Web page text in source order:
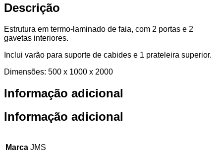
Descrição
Estrutura em termo-laminado de faia, com 2 portas e 2
gavetas interiores.
Inclui varão para suporte de cabides e 1 prateleira superior.
Dimensões: 500 x 1000 x 2000
Informação adicional
Informação adicional
Marca JMS